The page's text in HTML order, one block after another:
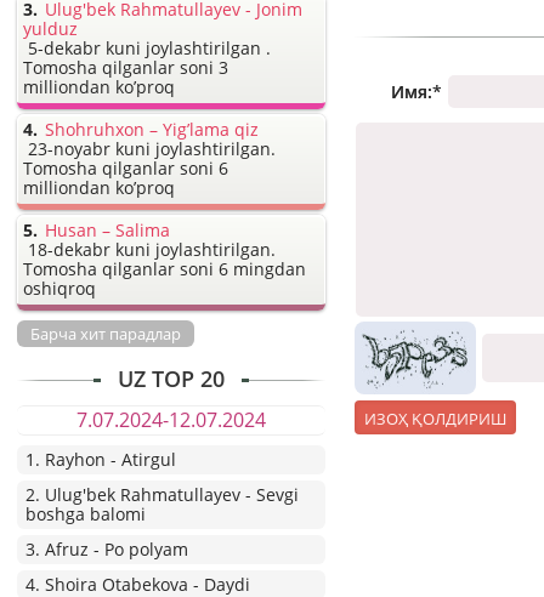
Имя:*
Ulug'bek Rahmatullayev - Jonim
yulduz
5-dekabr kuni joylashtirilgan .
Tomosha qilganlar soni 3
milliondan ko’proq
Shohruhxon – Yig’lama qiz
23-noyabr kuni joylashtirilgan.
Tomosha qilganlar soni 6
milliondan ko’proq
Husan – Salima
18-dekabr kuni joylashtirilgan.
Tomosha qilganlar soni 6 mingdan
oshiqroq
Барча хит парадлар
UZ TOP 20
7.07.2024-12.07.2024
1. Rayhon - Atirgul
2. Ulug'bek Rahmatullayev - Sevgi
boshga balomi
3. Afruz - Po polyam
4. Shoira Otabekova - Daydi